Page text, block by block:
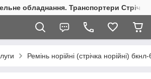
обладнання. Транспортери
Ремінь норійні (стрічка норійні)